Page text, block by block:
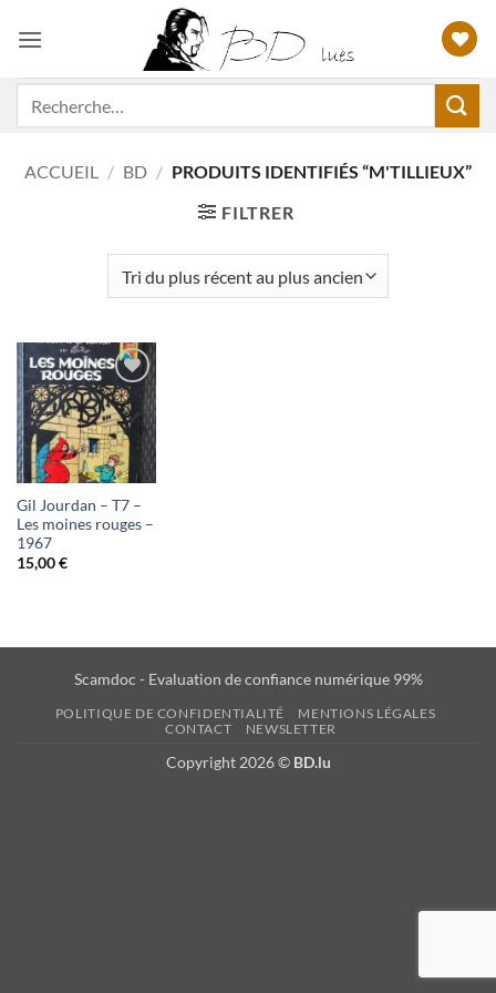
ACCUEIL / BD / PRODUITS IDENTIFIÉS “M'TILLIEUX”
FILTRER
Ajouter
à ma
liste
Gil Jourdan – T7 –
Les moines rouges –
1967
15,00€
Scamdoc - Evaluation de confiance numérique 99%
POLITIQUE DE CONFIDENTIALITÉ
MENTIONS LÉGALES
CONTACT
NEWSLETTER
Copyright 2026 © BD.lu